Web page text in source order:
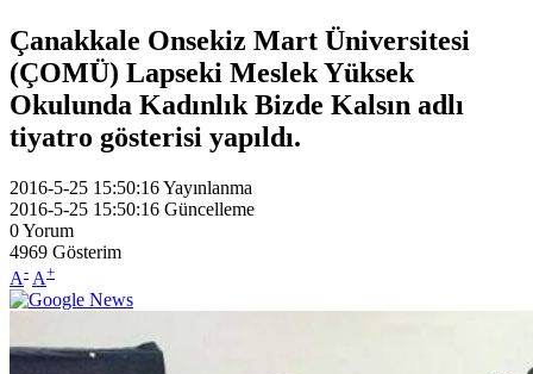
Çanakkale Onsekiz Mart Üniversitesi
(ÇOMÜ) Lapseki Meslek Yüksek
Okulunda Kadınlık Bizde Kalsın adlı
tiyatro gösterisi yapıldı.
2016-5-25 15:50:16Yayınlanma
2016-5-25 15:50:16 Güncelleme
0Yorum
4969 Gösterim
A- A+